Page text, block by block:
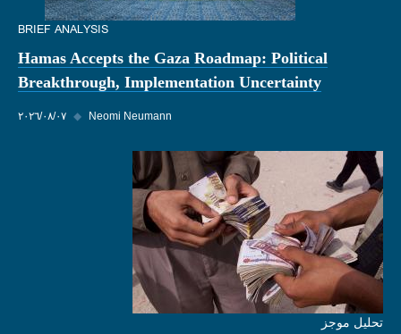
BRIEF ANALYSIS
Hamas Accepts the Gaza Roadmap: Political
Breakthrough, Implementation Uncertainty
٠٧‏/٠٨‏/٢٠٢٦ ◆ Neomi Neumann
تحليل موجز